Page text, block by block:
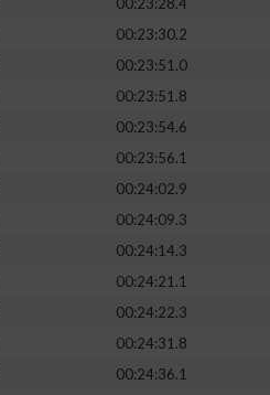
00:23:30.2
00:23:51.0
00:23:51.8
00:23:54.6
00:23:56.1
00:24:02.9
00:24:09.3
00:24:14.3
00:24:21.1
00:24:22.3
00:24:31.8
00:24:36.1